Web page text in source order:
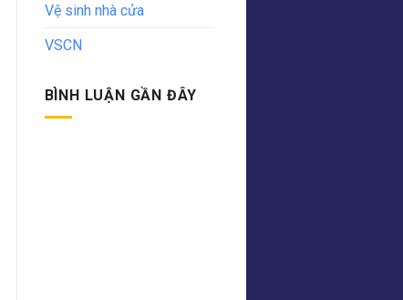
Vệ sinh nhà cửa
VSCN
BÌNH LUẬN GẦN ĐÂY